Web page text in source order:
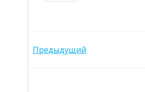
Навигация
Предыдущий